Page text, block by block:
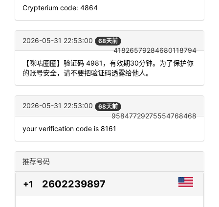
Crypterium code: 4864
2026-05-31 22:53:00 68天前
41826579284680118794
【咪咕圈圈】验证码 4981，有效期30分钟。为了保护你
的账号安全，请不要把验证码透露给他人。
2026-05-31 22:53:00 68天前
95847729275554768468
your verification code is 8161
推荐号码
+1 2602239897